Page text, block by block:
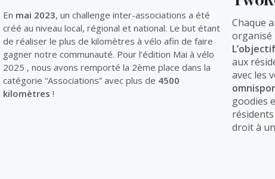
En mai 2023, un challenge inter-associations a été
créé au niveau local, régional et national. Le but étant
de réaliser le plus de kilomètres à vélo afin de faire
gagner notre communauté. Pour l’édition Mai à vélo
2025 , nous avons remporté la 2ème place dans la
catégorie “Associations” avec plus de 4500
kilomètres !
Chaque
organisé
aux
avec les
goodies
droit à